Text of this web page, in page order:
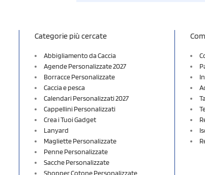
Categorie più cercate
Abbigliamento da Caccia
Agende Personalizzate 2027
Borracce Personalizzate
Caccia e pesca
Calendari Personalizzati 2027
Cappellini Personalizzati
Crea i Tuoi Gadget
Lanyard
Magliette Personalizzate
Penne Personalizzate
Sacche Personalizzate
Shopper Cotone Personalizzate